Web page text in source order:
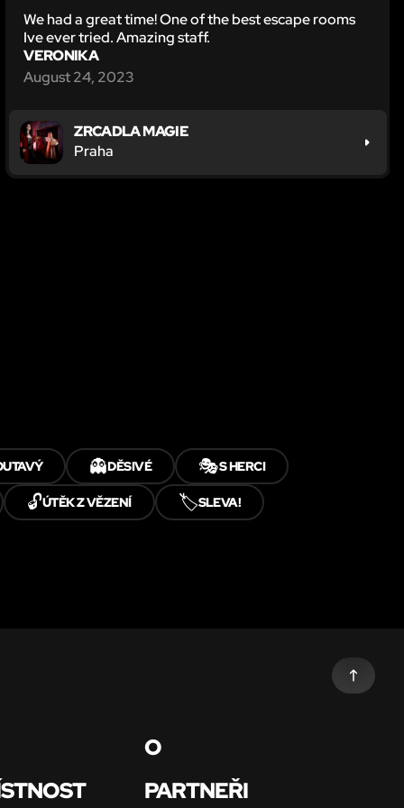
We had a great time! One of the best escape rooms
Ive ever tried. Amazing staff.
VERONIKA
August 24, 2023
ZRCADLA MAGIE
Praha
👻DĚSIVÉ 🎭S HERCI
🔓ÚTĚK Z VĚZENÍ 🏷️SLEVA!
O
PARTNEŘI